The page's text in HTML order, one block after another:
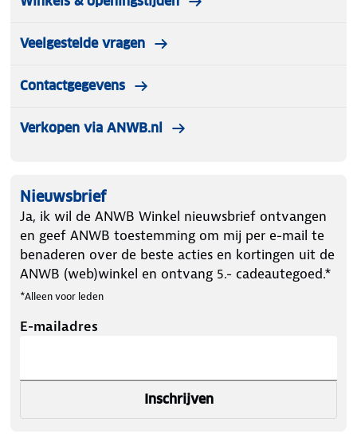
Veelgestelde vragen
Contactgegevens
Verkopen via ANWB.nl
Nieuwsbrief
Ja, ik wil de ANWB Winkel nieuwsbrief ontvangen
en geef ANWB toestemming om mij per e-mail te
benaderen over de beste acties en kortingen uit de
ANWB (web)winkel en ontvang 5.- cadeautegoed.*
*Alleen voor leden
E-mailadres
Inschrijven